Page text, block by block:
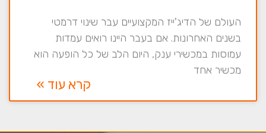
העולם של הדיג'ייז המקצועיים עבר שינוי דרמטי
בשנים האחרונות. אם בעבר היינו רואים עמדות
עמוסות במכשירי ענק, היום הלב של כל הופעה הוא
מכשיר אחד
קרא עוד »